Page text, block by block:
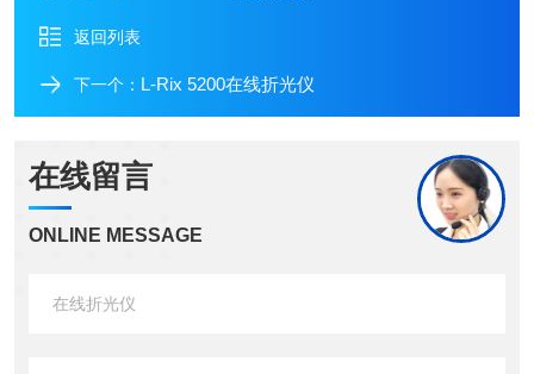
返回列表
下一个： L-Rix 5200在线折光仪
在线留言
ONLINE MESSAGE